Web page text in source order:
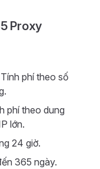
Proxy
phí theo số
phí theo dung
lớn.
24 giờ.
365 ngày.